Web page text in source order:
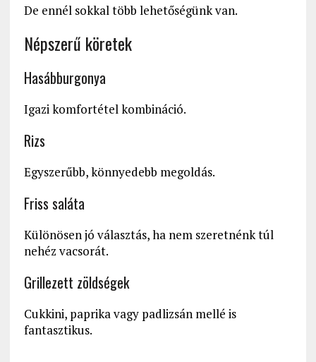
De ennél sokkal több lehetőségünk van.
Népszerű köretek
Hasábburgonya
Igazi komfortétel kombináció.
Rizs
Egyszerűbb, könnyedebb megoldás.
Friss saláta
Különösen jó választás, ha nem szeretnénk túl
nehéz vacsorát.
Grillezett zöldségek
Cukkini, paprika vagy padlizsán mellé is
fantasztikus.